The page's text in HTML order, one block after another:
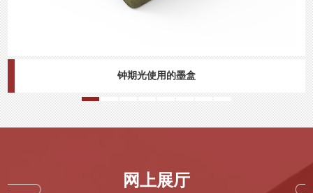
钟期光使用的墨盒
网上展厅
毛泽东像章陈列馆